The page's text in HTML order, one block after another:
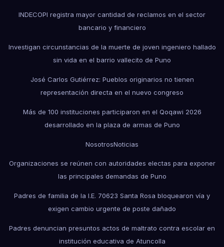
INDECOPI registra mayor cantidad de reclamos en el sector
bancario y financiero
Investigan circunstancias de la muerte de joven ingeniero hallado
sin vida en el barrio vallecito de Puno
José Carlos Gutiérrez: Pueblos originarios no tienen
representación directa en el nuevo congreso
Más de 100 instituciones participaron en el Qoqawi 2026
desarrollado en la plaza de armas de Puno
NosotrosNoticias
Organizaciones se reúnen con autoridades electas para exponer
las principales demandas de Puno
Padres de familia de la I.E. 70623 Santa Rosa bloquearon vía y
exigen cambio urgente de poste dañado
Padres denuncian presuntos actos de maltrato contra escolar en
institución educativa de Atuncolla